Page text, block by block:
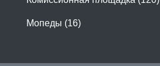
Мопеды (16)